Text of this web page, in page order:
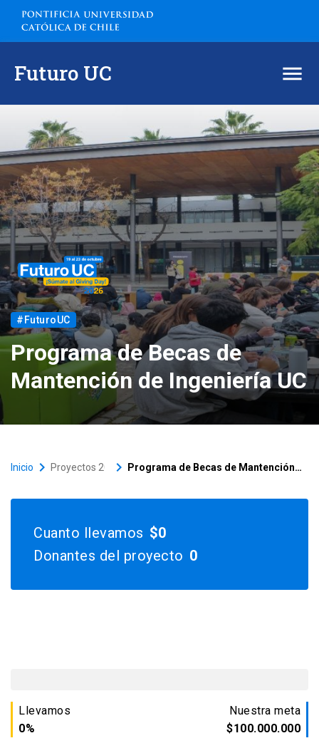
Futuro UC
¿Cómo participar en la campaña?
Proyectos 2026
Actividades
Dona desde el extranjero
Contacto
Versiones anteriores
#FuturoUC
Programa de Becas de
Mantención de Ingeniería UC
Inicio keyboard_arrow_right Proyectos 2026
keyboard_arrow_right Programa de Becas de Mantención de Ingeniería UC
Cuanto llevamos $0
Donantes del proyecto 0
Llevamos
0%
Nuestra meta
$100.000.000